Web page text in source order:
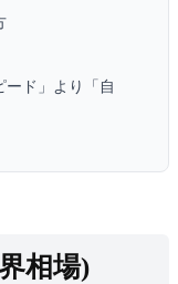
ード」より「自
相場)